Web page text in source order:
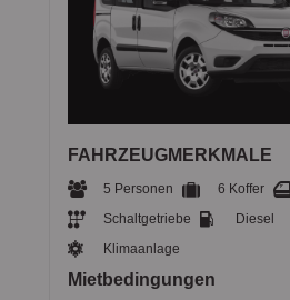
FAHRZEUGMERKMALE
5 Personen
6 Koffer
Schaltgetriebe
Diesel
Klimaanlage
Mietbedingungen